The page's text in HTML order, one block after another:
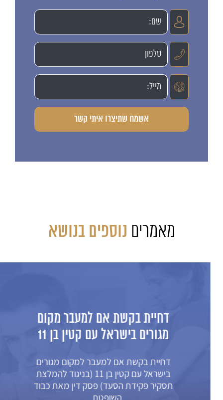
מאמרים נוספים בנושא
דחיית בקשת אם למעבר מקום
מגורים בישראל עם קטין בן 11
דחיית בקשת אם למעבר למקום מגורים
בישראל עם קטין בן 11 (בניגוד להמלצת
תסקיר פקידת הסעד) פסק דין מאת כבוד
השופטת...